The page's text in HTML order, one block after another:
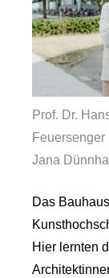
Prof. Dr.
Jana
Das
Hier lernten